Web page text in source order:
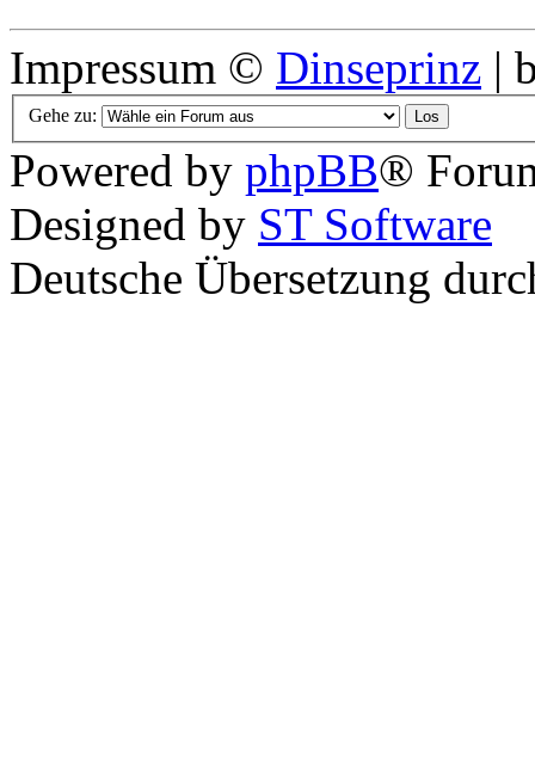
Impressum © Dinseprinz |
Gehe zu:
Powered by phpBB®
Designed by ST Software
Deutsche Übersetzung